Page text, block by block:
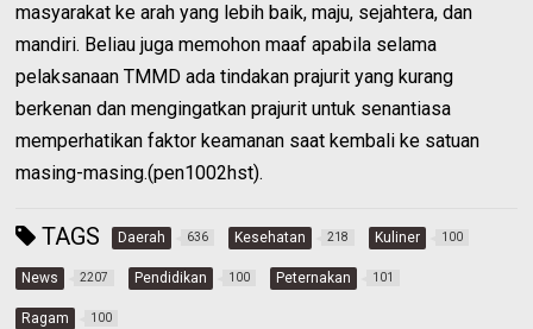
masyarakat ke arah yang lebih baik, maju, sejahtera, dan
mandiri. Beliau juga memohon maaf apabila selama
pelaksanaan TMMD ada tindakan prajurit yang kurang
berkenan dan mengingatkan prajurit untuk senantiasa
memperhatikan faktor keamanan saat kembali ke satuan
masing-masing.(pen1002hst).
TAGS Daerah 636 Kesehatan 218 Kuliner 100
News 2207 Pendidikan 100 Peternakan 101
Ragam 100